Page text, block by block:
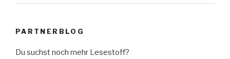
PARTNERBLOG
Du suchst noch mehr Lesestoff?